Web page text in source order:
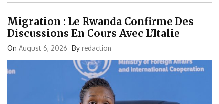
Migration : Le Rwanda Confirme Des
Discussions En Cours Avec L’Italie
On August 6, 2026 By redaction